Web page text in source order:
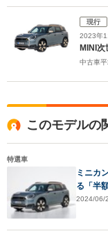
現行
2023年
MINI次
中古車平
このモデルの
特選車
ミニカ
る「半
2024/06/